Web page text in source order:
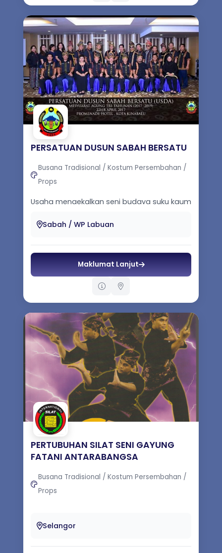
PERSATUAN DUSUN SABAH BERSATU
Busana Tradisional / Kostum Persembahan /
Props
Usaha mengekalkan seni budaya suku kaum
Sabah / WP Labuan
Maklumat Lanjut
PERTUBUHAN SILAT SENI GAYUNG
FATANI ANTARABANGSA
Busana Tradisional / Kostum Persembahan /
Props
perkhidmatan Silat.
Selangor